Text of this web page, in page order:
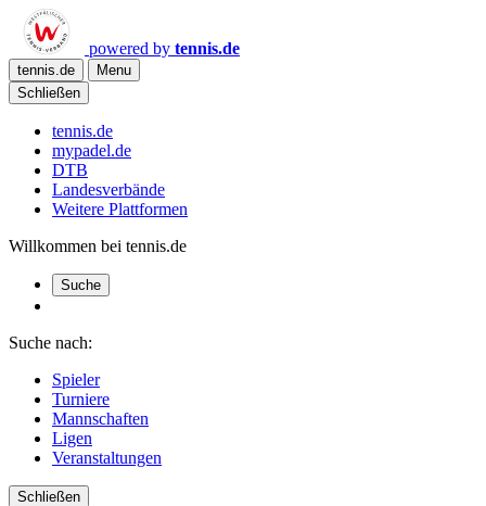
powered by tennis.de
tennis.de
Menu
Schließen
tennis.de
mypadel.de
DTB
Landesverbände
Weitere Plattformen
Willkommen bei tennis.de
Suche
Suche nach:
Spieler
Turniere
Mannschaften
Ligen
Veranstaltungen
Schließen